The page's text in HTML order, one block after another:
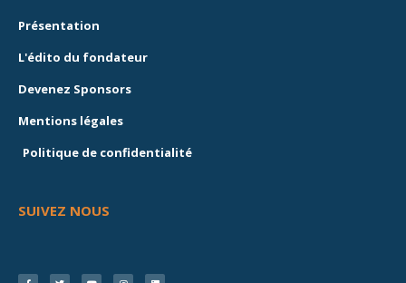
Présentation
L'édito du fondateur
Devenez Sponsors
Mentions légales
Politique de confidentialité
SUIVEZ NOUS